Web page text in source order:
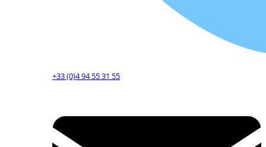
+33 (0)4 94 55 31 55